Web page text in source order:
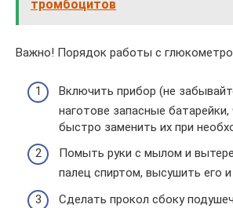
тромбоцитов
Важно! Порядок работы с
Включить прибор (не
наготове запасные
быстро заменить их при
Помыть руки с мылом и
палец спиртом, высушить его
Сделать прокол сбоку